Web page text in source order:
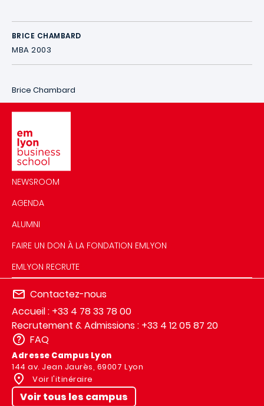
BRICE CHAMBARD
MBA 2003
Brice Chambard
NEWSROOM
AGENDA
ALUMNI
FAIRE UN DON À LA FONDATION EMLYON
EMLYON RECRUTE
Contactez-nous
Accueil : +33 4 78 33 78 00
Recrutement & Admissions : +33 4 12 05 87 20
FAQ
Adresse Campus Lyon
144 av. Jean Jaurès, 69007 Lyon
Voir l'itinéraire
Voir tous les campus